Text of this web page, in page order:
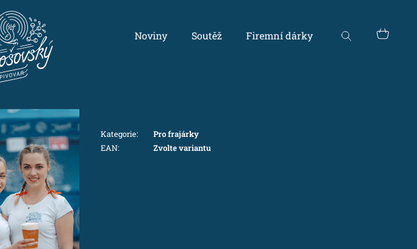
Noviny Soutěž Firemní dárky
Kategorie:
Pro frajárky
EAN: Zvolte variantu